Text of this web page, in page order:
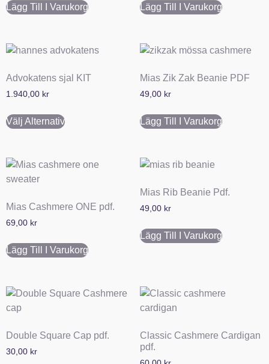
Lägg Till I Varukorg Lägg Till I Varukorg
Advokatens sjal KIT
1.940,00 kr
Välj Alternativ
Mias Zik Zak Beanie PDF
49,00 kr
Lägg Till I Varukorg
Mias Cashmere ONE pdf.
69,00 kr
Lägg Till I Varukorg
Mias Rib Beanie Pdf.
49,00 kr
Lägg Till I Varukorg
Double Square Cap pdf.
30,00 kr
Classic Cashmere Cardigan
pdf.